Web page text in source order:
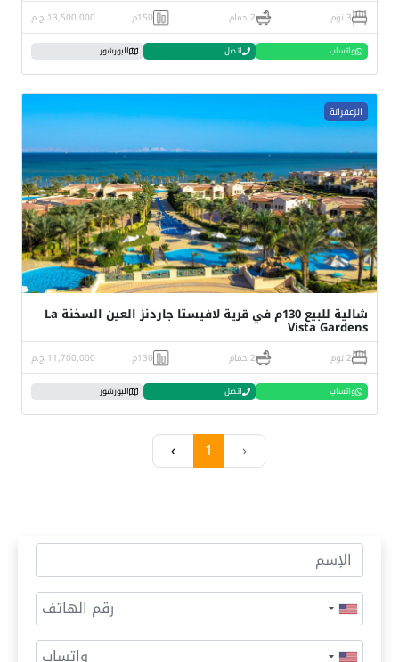
3 نوم 2 حمام 150م 13,500,000 ج.م
واتساب اتصل البورشور
الزعفرانة
شالية للبيع 130م في قرية لافيستا جاردنز العين السخنة La
Vista Gardens
2 نوم 2 حمام 130م 11,700,000 ج.م
واتساب اتصل البورشور
‹
1
›